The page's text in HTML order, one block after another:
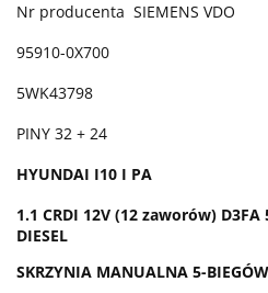
Nr producenta SIEMENS VDO
95910-0X700
5WK43798
PINY 32 + 24
HYUNDAI I10 I PA
1.1 CRDI 12V (12 zaworów) D3FA
DIESEL
SKRZYNIA MANUALNA 5-BIEGÓW